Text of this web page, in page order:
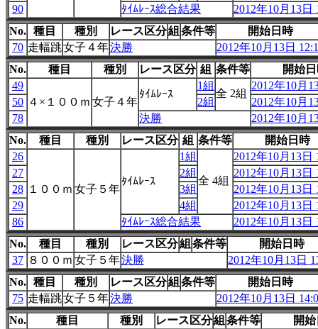
90
ﾀｲﾑﾚｰｽ総合結果
2012年10月13日
No. 種目 種別 レース区分組 条件等
開始日時
70 走幅跳女子４年決勝
2012年10月13日
No.
種目 種別 レース区分 組 条件等
開始
49
４×１００ｍ 女子４年
ﾀｲﾑﾚｰｽ
1組
全 2組
2012年10月
50
2組
2012年10月
78
決勝
2012年10月
No.
種目 種別 レース区分 組 条件等
開始日時
26
１００ｍ 女子５年
ﾀｲﾑﾚｰｽ
1組
全 4組
2012年10月13日
27
2組
2012年10月13日
28
3組
2012年10月13日
29
4組
2012年10月13日
86
ﾀｲﾑﾚｰｽ総合結果
2012年10月13日
No.
種目 種別 レース区分組 条件等
開始日時
37 ８００ｍ 女子５年決勝
2012年10月13日
No. 種目 種別 レース区分組 条件等
開始日時
75 走幅跳女子５年決勝
2012年10月13日
No.
種目 種別 レース区分組 条件等
開